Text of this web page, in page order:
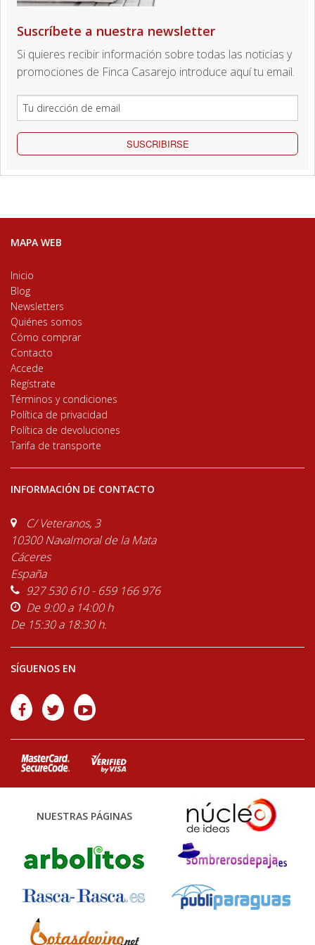
Suscríbete a nuestra newsletter
Si quieres recibir información sobre todas las noticias y
promociones de Finca Casarejo introduce aquí tu email.
SUSCRIBIRSE
MAPA WEB
Inicio
Blog
Newsletters
Quiénes somos
Cómo comprar
Contacto
Accede
Regístrate
Términos y condiciones
Política de privacidad
Política de devoluciones
Tarifa de transporte
INFORMACIÓN DE CONTACTO
C/ Veteranos, 3
10300 Navalmoral de la Mata
Cáceres
España
927 530 610 - 659 166 976
De 9:00 a 14:00 h
De 15:30 a 18:30 h.
SÍGUENOS EN
NUESTRAS PÁGINAS